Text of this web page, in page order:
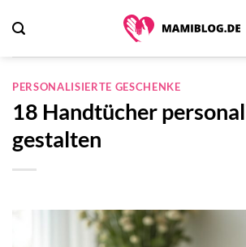
Inhalt
springen
PERSONALISIERTE GESCHENKE
18 Handtücher
gestalten